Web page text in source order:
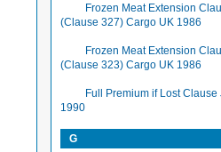
Frozen Meat Extension
(Clause 327) Cargo UK 1986
Frozen Meat Extension
(Clause 323) Cargo UK 1986
Full Premium if Lost Clause
1990
G